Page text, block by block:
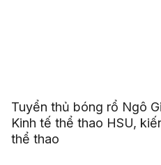
Tuyển thủ bóng rổ Ngô
Kinh tế thể thao HSU,
thể thao